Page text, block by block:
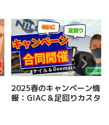
2025春のキャンペーン情
報：GIAC＆足回りカスタム